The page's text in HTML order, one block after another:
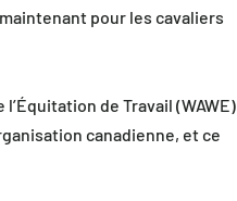
pour les cavaliers
de Travail (WAWE)
canadienne, et ce